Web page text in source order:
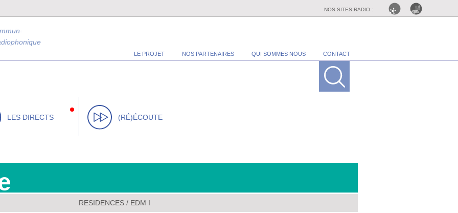
NOS SITES RADIO :
LE PROJET NOS PARTENAIRES QUI SOMMES NOUS CONTACT
LES DIRECTS (RÉ)ÉCOUTE
RESIDENCES / EDM I